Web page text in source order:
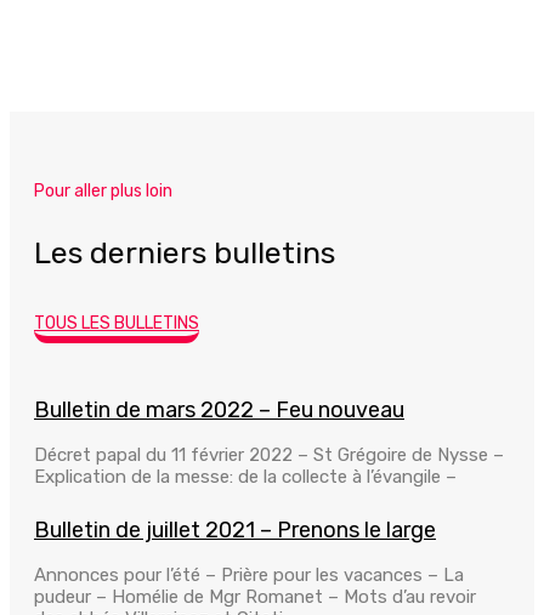
Pour aller plus loin
Les derniers bulletins
TOUS LES BULLETINS
Bulletin de mars 2022 – Feu nouveau
Décret papal du 11 février 2022 – St Grégoire de Nysse –
Explication de la messe: de la collecte à l’évangile –
Bulletin de juillet 2021 – Prenons le large
Annonces pour l’été – Prière pour les vacances – La
pudeur – Homélie de Mgr Romanet – Mots d’au revoir